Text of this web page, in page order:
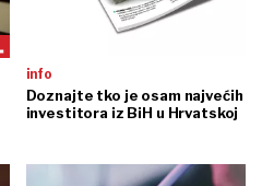
info
Doznajte tko je osam najvećih
investitora iz BiH u Hrvatskoj